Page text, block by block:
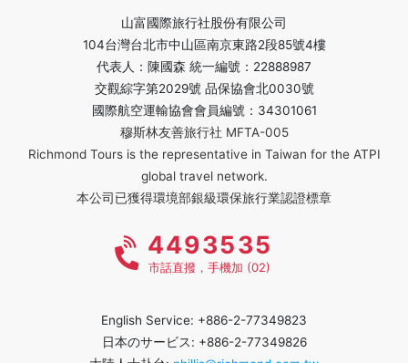
山富國際旅行社股份有限公司
104台灣台北市中山區南京東路2段85號4樓
代表人：陳國森 統一編號：22888987
交觀綜字第2029號 品保協會北0030號
國際航空運輸協會會員編號：34301061
穆斯林友善旅行社 MFTA-005
Richmond Tours is the representative in Taiwan for the ATPI
global travel network.
本公司已獲得環境部銀級環保旅行業認證標章
4493535
市話直撥，手機加 (02)
English Service: +886-2-77349823
日本のサービス: +886-2-77349826